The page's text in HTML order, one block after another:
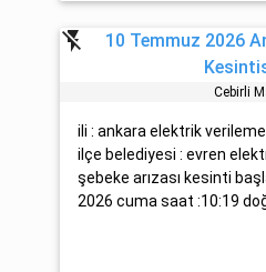
flash_off
10 Temmuz 2026
Cebi̇rli̇
ili : ankara elektrik
ilçe belediyesi : evren
şebeke arızası kesinti
2026 cuma saat :10:19